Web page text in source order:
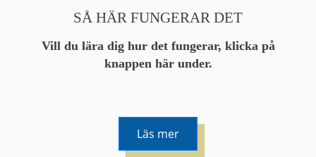
SÅ HÄR FUNGERAR DET
Vill du lära dig hur det fungerar, klicka på
knappen här under.
Läs mer